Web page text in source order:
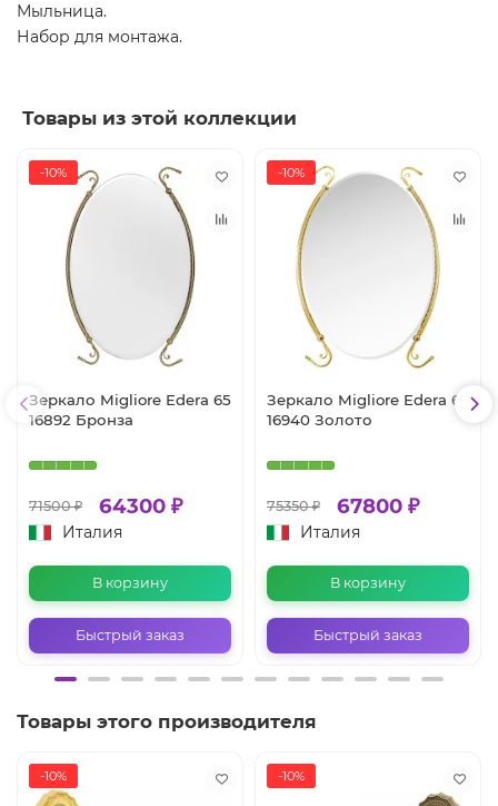
Мыльница.
Набор для монтажа.
Товары из этой коллекции
-10%
Зеркало Migliore Edera 65
16892 Бронза
71500 ₽ 64300 ₽
Италия
В корзину
Быстрый заказ
-10%
Зеркало Migliore Edera 65
16940 Золото
75350 ₽ 67800 ₽
Италия
В корзину
Быстрый заказ
Товары этого производителя
-10% -10%